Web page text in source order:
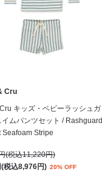
Cru
キッズ・ベビーラッシュガ
イムパンツセット / Rashguard
Seafoam Stripe
(税込11,220円)
税込8,976円) 20% OFF